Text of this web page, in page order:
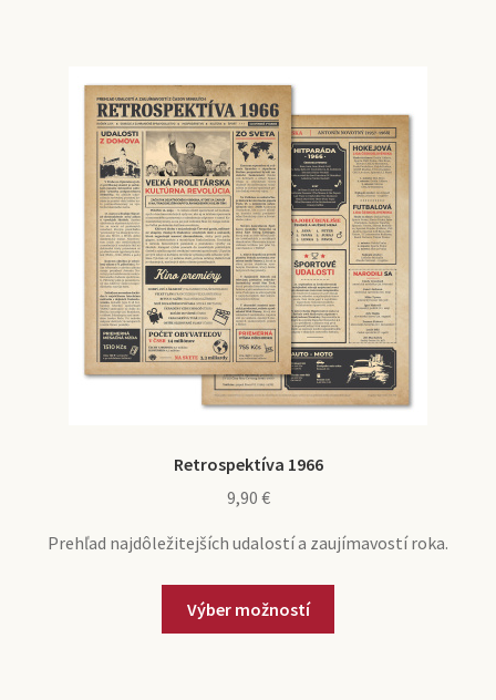
Retrospektíva 1966
9,90 €
Prehľad najdôležitejších udalostí a zaujímavostí roka.
Výber možností